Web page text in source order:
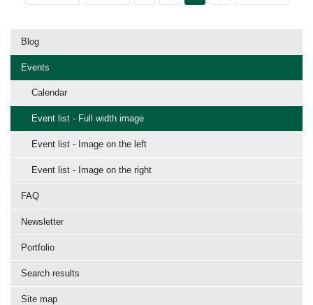
Blog
Events
Calendar
Event list - Full width image
Event list - Image on the left
Event list - Image on the right
FAQ
Newsletter
Portfolio
Search results
Site map